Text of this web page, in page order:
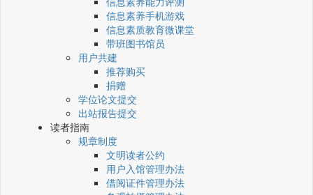
信息素养手机游戏
信息素质教育微课堂
带班图书馆员
用户共建
推荐购买
捐赠
学位论文提交
出站报告提交
读者指南
规章制度
文明读者公约
用户入馆管理办法
借阅证件管理办法